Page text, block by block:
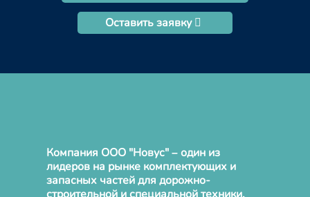
Оставить заявку
Компания ООО "Новус" – один из
лидеров на рынке комплектующих и
запасных частей для дорожно-